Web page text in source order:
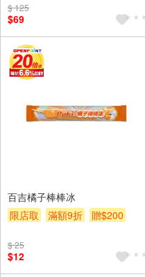
$ 125
$69
百吉橘子棒棒冰
限店取
滿額9折 贈$200
$ 25
$12